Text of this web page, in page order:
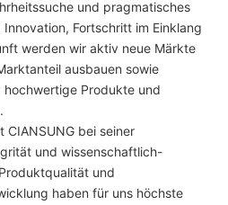
und pragmatisches
Fortschritt im Einklang
werden wir aktiv neue Märkte
ausbauen sowie
Produkte und
CIANSUNG bei seiner
und wissenschaftlich-
und
haben für uns höchste